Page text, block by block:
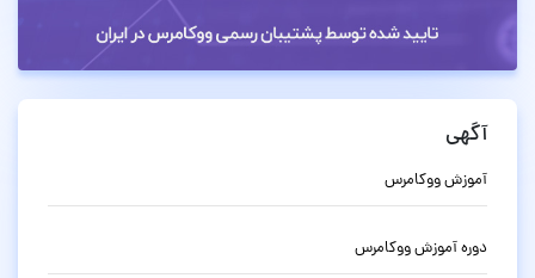
آگهی
آموزش ووکامرس
دوره آموزش ووکامرس